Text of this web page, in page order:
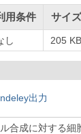
用条件 サイズ
し 205 KB
出力
合成に対する細